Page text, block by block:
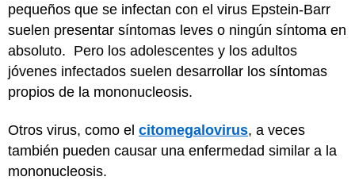
pequeños que se infectan con el virus Epstein-Barr
suelen presentar síntomas leves o ningún síntoma en
absoluto. Pero los adolescentes y los adultos
jóvenes infectados suelen desarrollar los síntomas
propios de la mononucleosis.
Otros virus, como el citomegalovirus, a veces
también pueden causar una enfermedad similar a la
mononucleosis.